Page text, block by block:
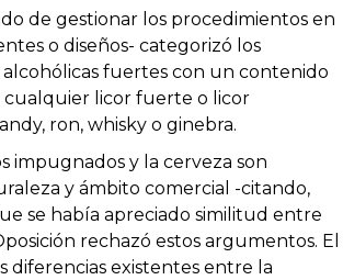
de gestionar los procedimientos en
o diseños- categorizó los
alcohólicas fuertes con un contenido
cualquier licor fuerte o licor
ron, whisky o ginebra.
y la cerveza son
y ámbito comercial -citando,
se había apreciado similitud entre
rechazó estos argumentos. El
diferencias existentes entre la